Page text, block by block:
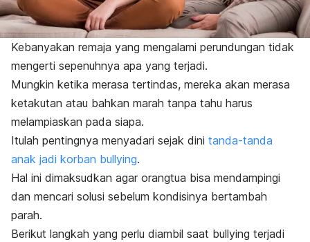
Kebanyakan remaja yang mengalami perundungan tidak
mengerti sepenuhnya apa yang terjadi.
Mungkin ketika merasa tertindas, mereka akan merasa
ketakutan atau bahkan marah tanpa tahu harus
melampiaskan pada siapa.
Itulah pentingnya menyadari sejak dini tanda-tanda
anak jadi korban bullying.
Hal ini dimaksudkan agar orangtua bisa mendampingi
dan mencari solusi sebelum kondisinya bertambah
parah.
Berikut langkah yang perlu diambil saat bullying terjadi